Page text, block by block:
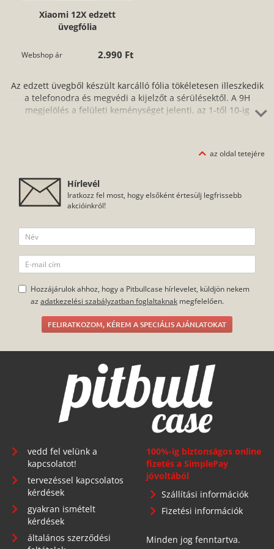
Xiaomi 12X edzett
üvegfólia
Webshop ár 2.990 Ft
Az edzett üvegből készült karcálló fólia tökéletesen illeszkedik
a telefonodra és megvédi a kijelzőt a sérülésektől. A 9H
megjelölés a felületi keménységet jelenti, az 1-től 10-ig
protektornak a védelem mellett számos előnye van: nem
az oldal tetejére
Hírlevél
Iratkozz fel most, hogy elsőként értesülj legfrissebb
akcióinkról!
Hozzájárulok ahhoz, hogy a Pitbullcase hírlevelet, küldjön nekem
az adatkezelési szabályzatban foglaltaknak megfelelően.
FELIRATKOZOM, KÉREM A SPECIÁLIS AJÁNLATOKAT
vedd fel velünk a
kapcsolatot!
tervezéssel kapcsolatos
kérdések
gyakran ismételt
kérdések
általános szerződési
100%-ig biztonságos online
fizetés a SimplePay
jóvoltából
Szállítási információk
Fizetési információk
Minden jog fenntartva.